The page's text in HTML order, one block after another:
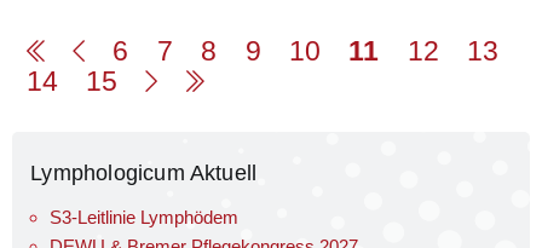
6 7 8 9 10 11 12
13
14
15
Lymphologicum Aktuell
S3-Leitlinie Lymphödem